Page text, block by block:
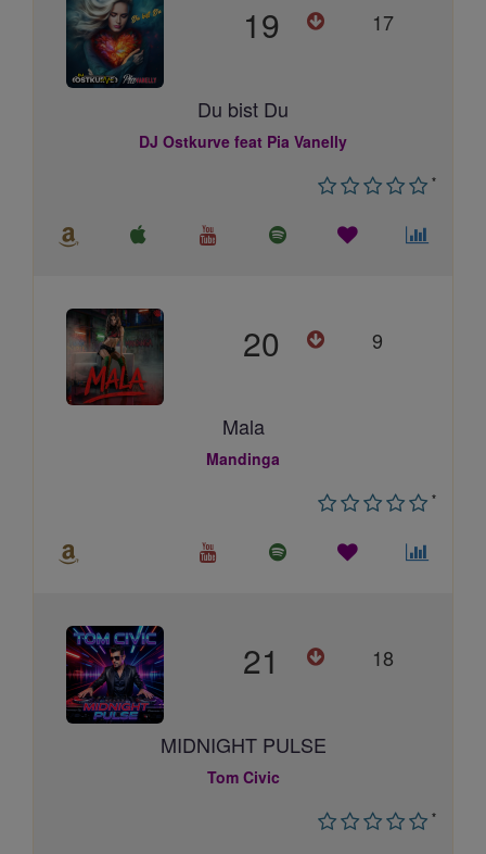
19 17
Du bist Du
DJ Ostkurve feat Pia Vanelly
*
20 9
Mala
Mandinga
*
21 18
MIDNIGHT PULSE
Tom Civic
*